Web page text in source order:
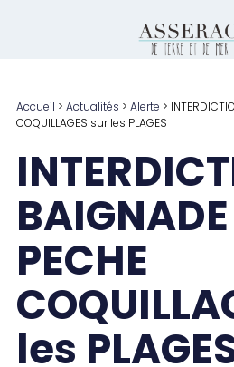
Accueil > Actualités > Alerte >
COQUILLAGES sur les PLAGES
PECHE
les